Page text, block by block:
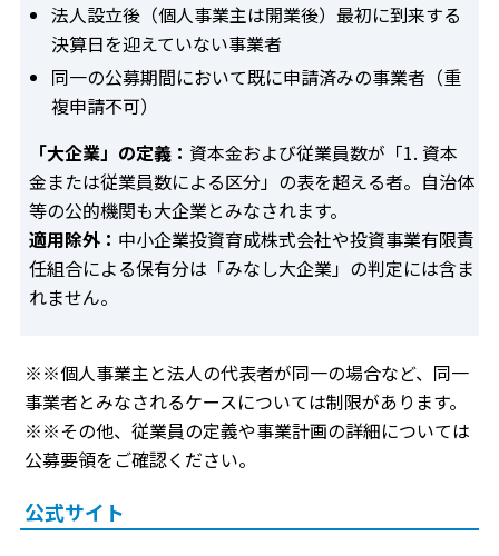
法人設立後（個人事業主は開業後）最初に到来する
決算日を迎えていない事業者
同一の公募期間において既に申請済みの事業者（重
複申請不可）
「大企業」の定義： 資本金および従業員数が「1. 資本
金または従業員数による区分」の表を超える者。自治体
等の公的機関も大企業とみなされます。
適用除外： 中小企業投資育成株式会社や投資事業有限責
任組合による保有分は「みなし大企業」の判定には含ま
れません。
※※個人事業主と法人の代表者が同一の場合など、同一
事業者とみなされるケースについては制限があります。
※※その他、従業員の定義や事業計画の詳細については
公募要領をご確認ください。
公式サイト